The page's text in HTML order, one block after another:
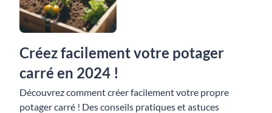
Créez facilement votre potager
carré en 2024 !
Découvrez comment créer facilement votre propre
potager carré ! Des conseils pratiques et astuces